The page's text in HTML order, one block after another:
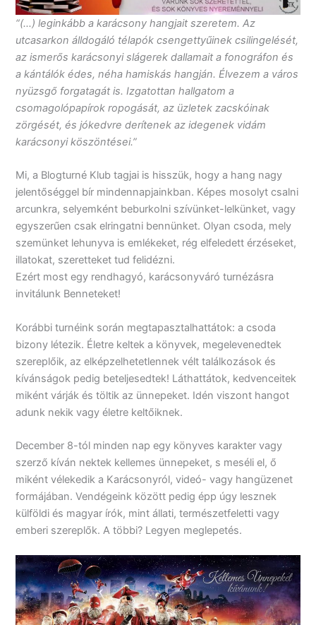
“(…) leginkább a karácsony hangjait szeretem. Az
utcasarkon álldogáló télapók csengettyűinek csilingelését,
az ismerős karácsonyi slágerek dallamait a fonográfon és
a kántálók édes, néha hamiskás hangján. Élvezem a város
nyüzsgő forgatagát is. Izgatottan hallgatom a
csomagolópapírok ropogását, az üzletek zacskóinak
zörgését, és jókedvre derítenek az idegenek vidám
karácsonyi köszöntései.”
Mi, a Blogturné Klub tagjai is hisszük, hogy a hang nagy
jelentőséggel bír mindennapjainkban. Képes mosolyt csalni
arcunkra, selyemként beburkolni szívünket-lelkünket, vagy
egyszerűen csak elringatni bennünket. Olyan csoda, mely
szemünket lehunyva is emlékeket, rég elfeledett érzéseket,
illatokat, szeretteket tud felidézni.
Ezért most egy rendhagyó, karácsonyváró turnézásra
invitálunk Benneteket!
Korábbi turnéink során megtapasztalhattátok: a csoda
bizony létezik. Életre keltek a könyvek, megelevenedtek
szereplőik, az elképzelhetetlennek vélt találkozások és
kívánságok pedig beteljesedtek! Láthattátok, kedvenceitek
miként várják és töltik az ünnepeket. Idén viszont hangot
adunk nekik vagy életre keltőiknek.
December 8-tól minden nap egy könyves karakter vagy
szerző kíván nektek kellemes ünnepeket, s meséli el, ő
miként vélekedik a Karácsonyról, videó- vagy hangüzenet
formájában. Vendégeink között pedig épp úgy lesznek
külföldi és magyar írók, mint állati, természetfeletti vagy
emberi szereplők. A többi? Legyen meglepetés.